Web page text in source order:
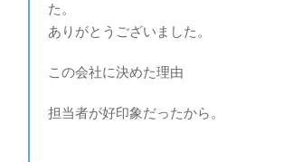
た。
ありがとうございました。
この会社に決めた理由
担当者が好印象だったから。